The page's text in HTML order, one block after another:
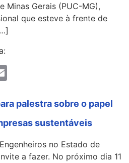
Minas Gerais (PUC-MG),
que esteve à frente de
palestra sobre o papel
sustentáveis
no Estado de
a fazer. No próximo dia 11